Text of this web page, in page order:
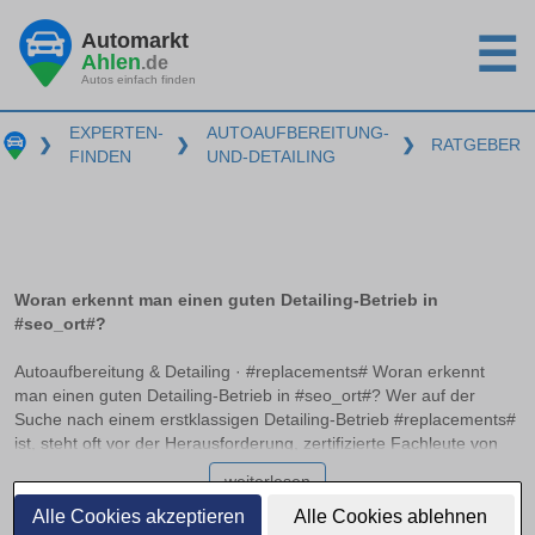
Alle Cookies akzeptieren Alle Cookies ablehnen
Automarkt
Ahlen.de
Autos einfach finden ☰
❯
EXPERTEN-
FINDEN
❯
AUTOAUFBEREITUNG-
UND-DETAILING
❯ RATGEBER
Woran erkennt man einen guten Detailing-Betrieb in
#seo_ort#?
Autoaufbereitung & Detailing · #replacements# Woran erkennt
man einen guten Detailing-Betrieb in #seo_ort#? Wer auf der
Suche nach einem erstklassigen Detailing-Betrieb #replacements#
ist, steht oft vor der Herausforderung, zertifizierte Fachleute von
einfachen Aufbereitungsservices zu unterscheiden. Die Auswahl
kann überwältigend wirken, doch mit dem richtigen Wissen lassen
sich Qualität und Service unterscheiden. Hier erfahren Sie, an
weiterlesen